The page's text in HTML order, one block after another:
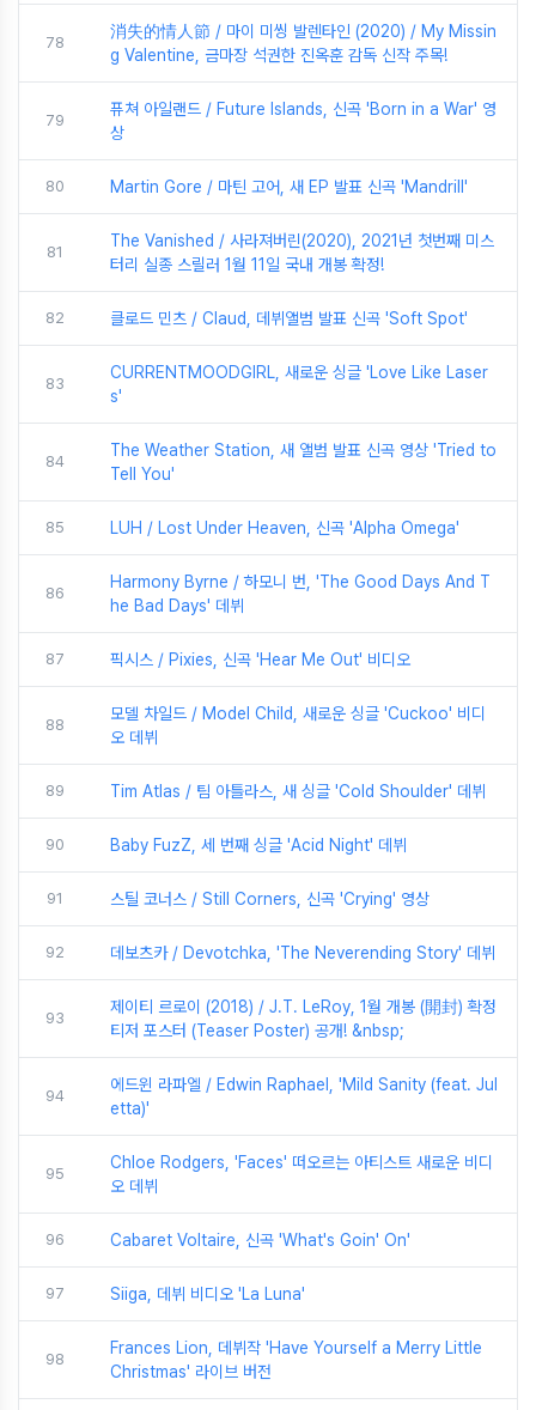
78
消失的情人節 / 마이 미씽 발렌타인 (2020) / My Missin
g Valentine, 금마장 석권한 진옥훈 감독 신작 주목!
79
퓨쳐 아일랜드 / Future Islands, 신곡 'Born in a War' 영
상
80 Martin Gore / 마틴 고어, 새 EP 발표 신곡 'Mandrill'
81
The Vanished / 사라져버린(2020), 2021년 첫번째 미스
터리 실종 스릴러 1월 11일 국내 개봉 확정!
82 클로드 민츠 / Claud, 데뷔앨범 발표 신곡 'Soft Spot'
83
CURRENTMOODGIRL, 새로운 싱글 'Love Like Laser
s'
84
The Weather Station, 새 앨범 발표 신곡 영상 'Tried to
Tell You'
85 LUH / Lost Under Heaven, 신곡 'Alpha Omega'
86
Harmony Byrne / 하모니 번, 'The Good Days And T
he Bad Days' 데뷔
87 픽시스 / Pixies, 신곡 'Hear Me Out' 비디오
88
모델 차일드 / Model Child, 새로운 싱글 'Cuckoo' 비디
오 데뷔
89 Tim Atlas / 팀 아틀라스, 새 싱글 'Cold Shoulder' 데뷔
90 Baby FuzZ, 세 번째 싱글 'Acid Night' 데뷔
91 스틸 코너스 / Still Corners, 신곡 'Crying' 영상
92 데보츠카 / Devotchka, 'The Neverending Story' 데뷔
93
제이티 르로이 (2018) / J.T. LeRoy, 1월 개봉 (開封) 확정
티저 포스터 (Teaser Poster) 공개! &nbsp;
94
에드윈 라파엘 / Edwin Raphael, 'Mild Sanity (feat. Jul
etta)'
95
Chloe Rodgers, 'Faces' 떠오르는 아티스트 새로운 비디
오 데뷔
96 Cabaret Voltaire, 신곡 'What's Goin' On'
97 Siiga, 데뷔 비디오 'La Luna'
98
Frances Lion, 데뷔작 'Have Yourself a Merry Little
Christmas' 라이브 버전